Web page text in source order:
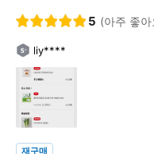
5 (아주 좋아
liy****
재구매